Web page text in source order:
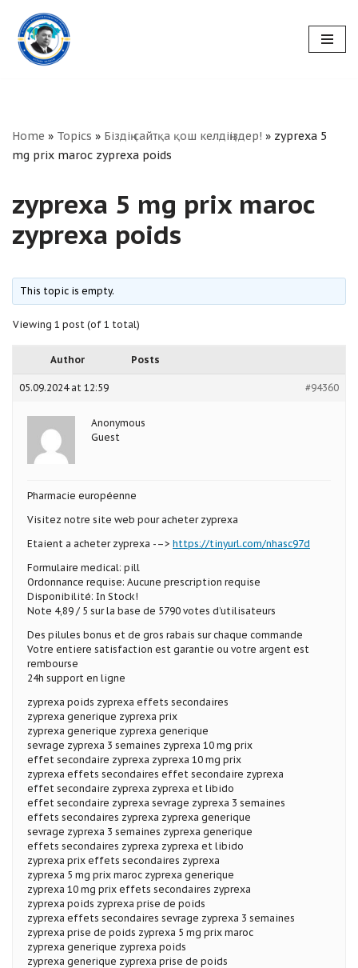
Skip
to
Home » Topics » Біздің сайтқа қош келдіңіздер! » zyprexa 5
mg prix maroc zyprexa poids
zyprexa 5 mg prix maroc
zyprexa poids
This topic is empty.
Viewing 1 post (of 1 total)
Author Posts
05.09.2024 at 12:59 #94360
Anonymous
Guest
Pharmacie européenne
Visitez notre site web pour acheter zyprexa
Etaient a acheter zyprexa -–> https://tinyurl.com/nhasc97d
Formulaire medical: pill
Ordonnance requise: Aucune prescription requise
Disponibilité: In Stock!
Note 4,89 / 5 sur la base de 5790 votes d’utilisateurs
Des pilules bonus et de gros rabais sur chaque commande
Votre entiere satisfaction est garantie ou votre argent est
rembourse
24h support en ligne
zyprexa poids zyprexa effets secondaires
zyprexa generique zyprexa prix
zyprexa generique zyprexa generique
sevrage zyprexa 3 semaines zyprexa 10 mg prix
effet secondaire zyprexa zyprexa 10 mg prix
zyprexa effets secondaires effet secondaire zyprexa
effet secondaire zyprexa zyprexa et libido
effet secondaire zyprexa sevrage zyprexa 3 semaines
effets secondaires zyprexa zyprexa generique
sevrage zyprexa 3 semaines zyprexa generique
effets secondaires zyprexa zyprexa et libido
zyprexa prix effets secondaires zyprexa
zyprexa 5 mg prix maroc zyprexa generique
zyprexa 10 mg prix effets secondaires zyprexa
zyprexa poids zyprexa prise de poids
zyprexa effets secondaires sevrage zyprexa 3 semaines
zyprexa prise de poids zyprexa 5 mg prix maroc
zyprexa generique zyprexa poids
zyprexa generique zyprexa prise de poids